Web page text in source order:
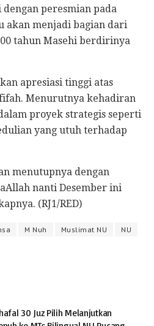
peresmian pada
akan menjadi bagian dari
tahun Masehi berdirinya
apresiasi tinggi atas
Menurutnya kehadiran
proyek strategis seperti
yang utuh terhadap
menutupnya dengan
nanti Desember ini
(RJ1/RED)
M Nuh Muslimat NU
NU
30 Juz Pilih Melanjutkan